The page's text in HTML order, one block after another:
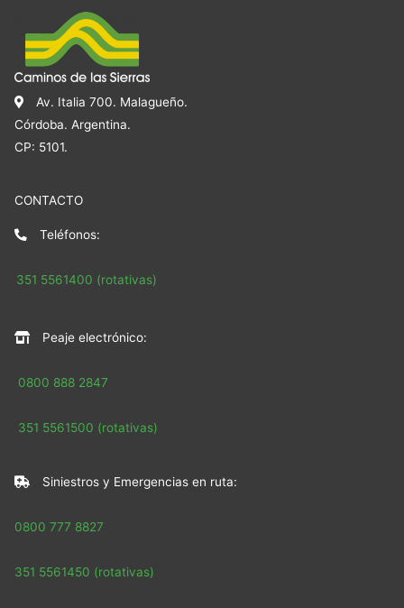
Av. Italia 700. Malagueño.
Córdoba. Argentina.
CP: 5101.
CONTACTO
Teléfonos:
351 5561400 (rotativas)
Peaje electrónico:
0800 888 2847
351 5561500 (rotativas)
Siniestros y Emergencias en ruta:
0800 777 8827
351 5561450 (rotativas)